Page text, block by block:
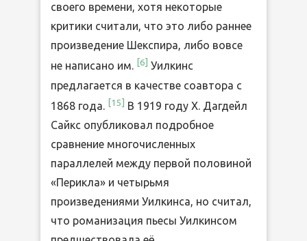
своего времени, хотя некоторые
критики считали, что это либо раннее
произведение Шекспира, либо вовсе
не написано им. 6 Уилкинс
предлагается в качестве соавтора с
1868 года. [15] В 1919 году Х. Дагдейл
Сайкс опубликовал подробное
сравнение многочисленных
параллелей между первой половиной
«Перикла» и четырьмя
произведениями Уилкинса, но считал,
что романизация пьесы Уилкинсом